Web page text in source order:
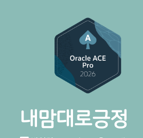
내맘대로긍정